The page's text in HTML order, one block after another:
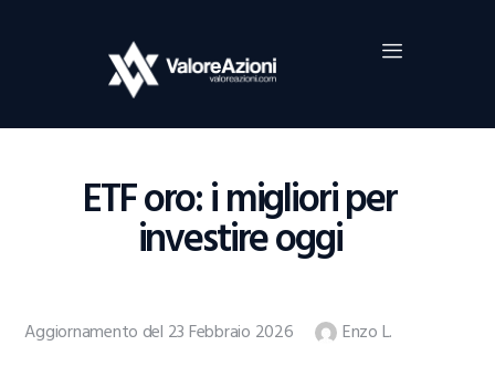
ETF oro: i migliori per
investire oggi
Home
Investimenti
Borsa
Guide Al Trading
Criptovalute
Aggiornamento del 23 Febbraio 2026 Enzo L.